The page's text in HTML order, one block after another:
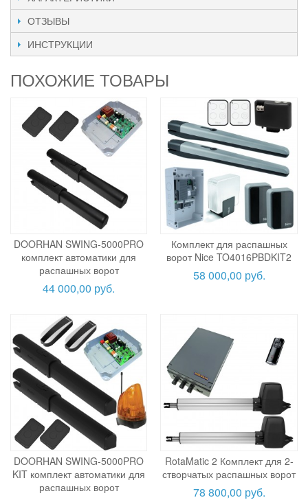
ОТЗЫВЫ
ИНСТРУКЦИИ
ПОХОЖИЕ ТОВАРЫ
DOORHAN SWING-5000PRO
комплект автоматики для
распашных ворот
44 000,00 руб.
Комплект для распашных
ворот Nice TO4016PBDKIT2
58 000,00 руб.
DOORHAN SWING-5000PRO
KIT комплект автоматики для
распашных ворот
RotaMatic 2 Комплект для 2-
створчатых распашных ворот
78 800,00 руб.